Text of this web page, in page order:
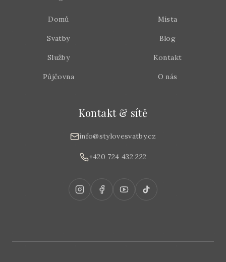
Domů
Svatby
Služby
Půjčovna
Místa
Blog
Kontakt
O nás
Kontakt & sítě
info@stylovesvatby.cz
+420 724 432 222